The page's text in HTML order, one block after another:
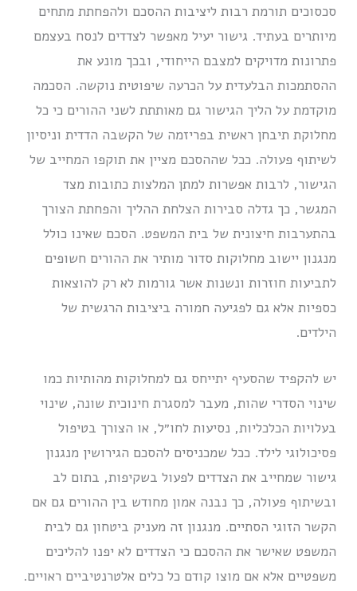
סכסוכים תורמת רבות ליציבות ההסכם ולהפחתת מתחים
מיותרים בעתיד. גישור יעיל מאפשר לצדדים לנסח בעצמם
פתרונות מדויקים למצבם הייחודי, ובכך מונע את
ההסתמכות הבלעדית על הכרעה שיפוטית נוקשה. הסכמה
מוקדמת על הליך הגישור גם מאותתת לשני ההורים כי כל
מחלוקת תיבחן ראשית בפריזמה של הקשבה הדדית וניסיון
לשיתוף פעולה. ככל שההסכם מציין את תוקפו המחייב של
הגישור, לרבות אפשרות למתן המלצות כתובות מצד
המגשר, כך גדלה סבירות הצלחת ההליך והפחתת הצורך
בהתערבות חיצונית של בית המשפט. הסכם שאינו כולל
מנגנון יישוב מחלוקות סדור מותיר את ההורים חשופים
לתביעות חוזרות ונשנות אשר גורמות לא רק להוצאות
כספיות אלא גם לפגיעה חמורה ביציבות הרגשית של
הילדים.
יש להקפיד שהסעיף יתייחס גם למחלוקות מהותיות כמו
שינוי הסדרי שהות, מעבר למסגרת חינוכית שונה, שינוי
בעלויות הכלכליות, נסיעות לחו״ל, או הצורך בטיפול
פסיכולוגי לילד. ככל שמכניסים להסכם הגירושין מנגנון
גישור שמחייב את הצדדים לפעול בשקיפות, בתום לב
ובשיתוף פעולה, כך נבנה אמון מחודש בין ההורים גם אם
הקשר הזוגי הסתיים. מנגנון זה מעניק ביטחון גם לבית
המשפט שאישר את ההסכם כי הצדדים לא יפנו להליכים
משפטיים אלא אם מוצו קודם כל כלים אלטרנטיביים ראויים.